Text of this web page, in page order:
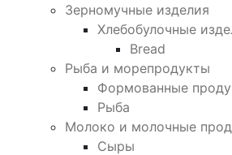
Зерномучные изделия
Хлебобулочные
Bread
Рыба и морепродукты
Формованные
Рыба
Молоко и молочные
Сыры